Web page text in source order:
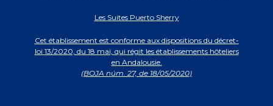
Les Suites Puerto Sherry
Cet établissement est conforme aux dispositions du décret-
loi 13/2020, du 18 mai, qui régit les établissements hôteliers
en Andalousie.
(BOJA núm. 27, de 18/05/2020)